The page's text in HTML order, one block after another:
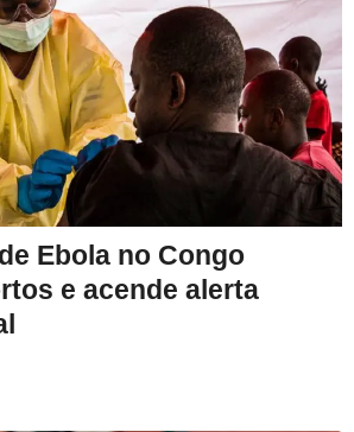
Ebola no Congo
e acende alerta